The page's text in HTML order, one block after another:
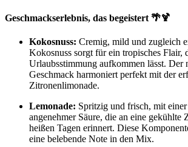
Geschmackserlebnis, das begeistert 🌴🍹
Kokosnuss: Cremig, mild und zugleich
Kokosnuss sorgt für ein tropisches Flair,
Urlaubsstimmung aufkommen lässt. Der
Geschmack harmoniert perfekt mit der
Zitronenlimonade.
Lemonade: Spritzig und frisch, mit
angenehmer Säure, die an eine gekühlte
heißen Tagen erinnert. Diese
eine belebende Note in den Mix.